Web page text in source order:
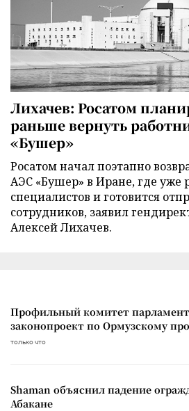
Лихачев: Росатом
раньше вернуть
«Бушер»
Росатом начал поэтапно
АЭС «Бушер» в Иране, где уже
специалистов и готовится
сотрудников, заявил
Алексей Лихачев.
Профильный комитет
законопроект по Ормузскому
только что
Shaman объяснил падение
Абакане